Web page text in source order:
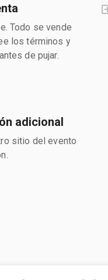
Todo se vende
los términos y
de pujar.
adicional
sitio del evento